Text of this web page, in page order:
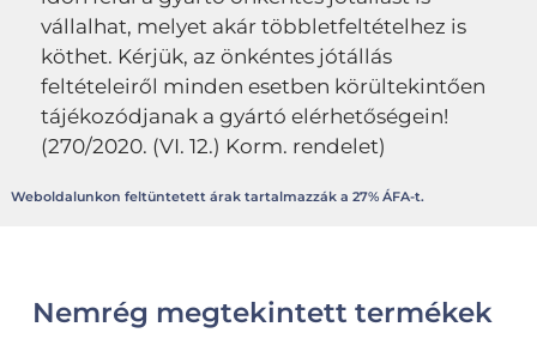
vállalhat, melyet akár többletfeltételhez is
köthet. Kérjük, az önkéntes jótállás
feltételeiről minden esetben körültekintően
tájékozódjanak a gyártó elérhetőségein!
(270/2020. (VI. 12.) Korm. rendelet)
Weboldalunkon feltüntetett árak tartalmazzák a 27% ÁFA-t.
Nemrég megtekintett termékek